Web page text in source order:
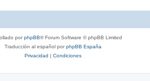
porphpBB® Forum Software © phpBB Limited
Traducción al español porphpBB España
Privacidad | Condiciones